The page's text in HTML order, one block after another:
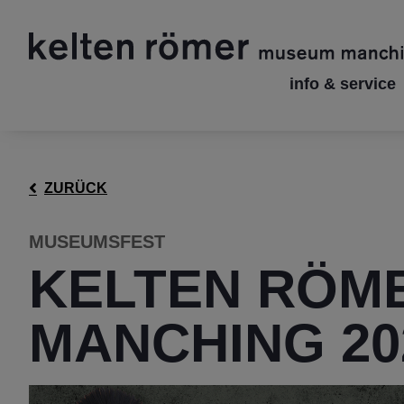
info & service
ZURÜCK
MUSEUMSFEST
KELTEN
MANCHING